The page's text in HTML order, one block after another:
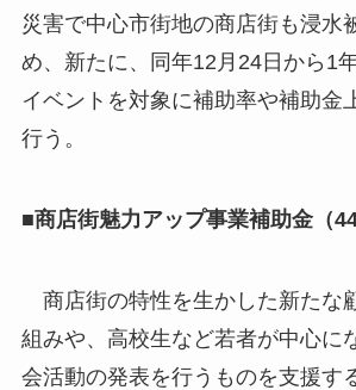
災害で中心市街地の商店街も浸水
め、新たに、同年12月24日から1
イベントを対象に補助率や補助金
行う。
■商店街魅力アップ事業補助金（
商店街の特性を生かした新たな
組みや、高校生など若者が中心に
会活動の発表を行うものを支援す